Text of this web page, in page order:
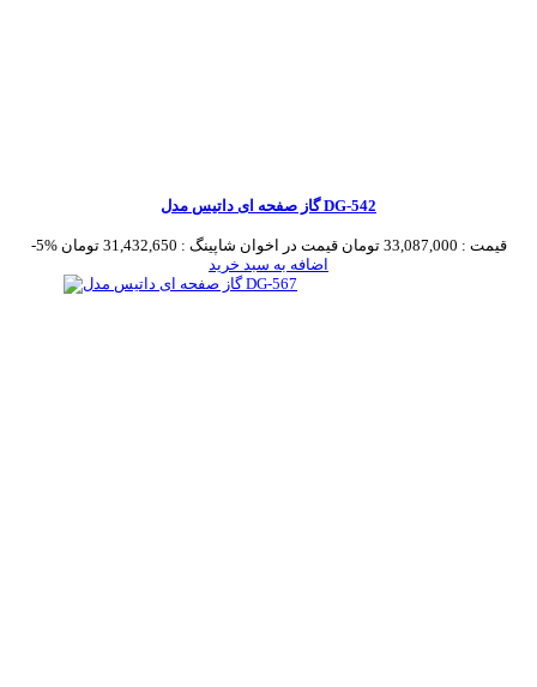
گاز صفحه ای داتیس مدل DG-542
-5% قیمت : 33,087,000 تومان قیمت در اخوان شاپینگ : 31,432,650 تومان
اضافه به سبد خرید